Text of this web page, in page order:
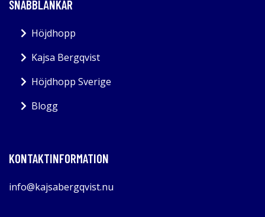
SNABBLÄNKAR
Höjdhopp
Kajsa Bergqvist
Höjdhopp Sverige
Blogg
KONTAKTINFORMATION
info@kajsabergqvist.nu